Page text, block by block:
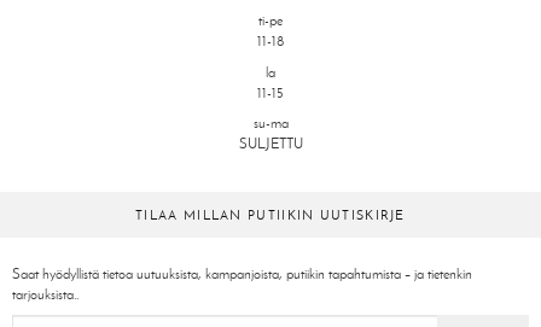
ti-pe
11-18
la
11-15
su-ma
SULJETTU
TILAA MILLAN PUTIIKIN UUTISKIRJE
Saat hyödyllistä tietoa uutuuksista, kampanjoista, putiikin tapahtumista – ja tietenkin
tarjouksista..